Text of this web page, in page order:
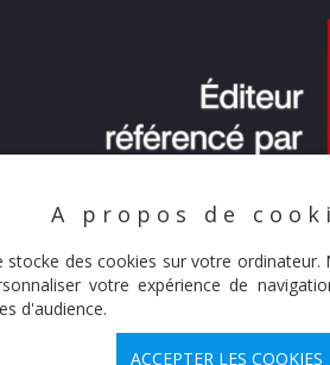
A propos de
stocke des cookies sur votre ordinateur.
votre expérience de
d'audience.
ACCEPTER LES COOKIES
© Synaltic 2026